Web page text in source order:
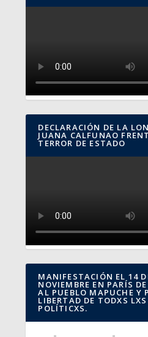
DECLARACIÓN DE LA
JUANA CALFUNAO
TERROR DE ESTADO
MANIFESTACIÓN EL 14
NOVIEMBRE EN PARÍS
AL PUEBLO MAPUCHE Y
LIBERTAD DE TODXS LXS
POLÍTICXS.